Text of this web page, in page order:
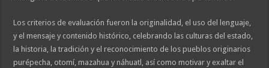
Los criterios de evaluación fueron la originalidad, el uso del lenguaje,
y el mensaje y contenido histórico, celebrando las culturas del estado,
la historia, la tradición y el reconocimiento de los pueblos originarios
purépecha, otomí, mazahua y náhuatl, así como motivar y exaltar el